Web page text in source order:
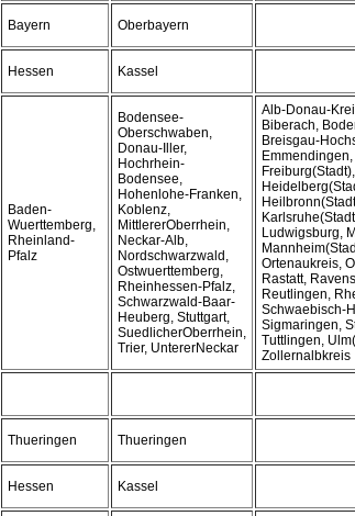
Bayern Oberbayern
Hessen Kassel
Baden-
Wuerttemberg,
Rheinland-
Pfalz
Bodensee-
Oberschwaben,
Donau-Iller,
Hochrhein-
Bodensee,
Hohenlohe-Franken,
Koblenz,
MittlererOberrhein,
Neckar-Alb,
Nordschwarzwald,
Ostwuerttemberg,
Rheinhessen-Pfalz,
Schwarzwald-Baar-
Heuberg, Stuttgart,
SuedlicherOberrhein,
Trier, UntererNeckar
Alb-Donau-
Biberach,
Breisgau-
Ludwigsburg,
Ortenaukreis,
Rastatt,
Reutlingen,
Schwaebisch-
Sigmaringen,
Tuttlingen,
Zollernalbkreis
Thueringen Thueringen
Hessen Kassel